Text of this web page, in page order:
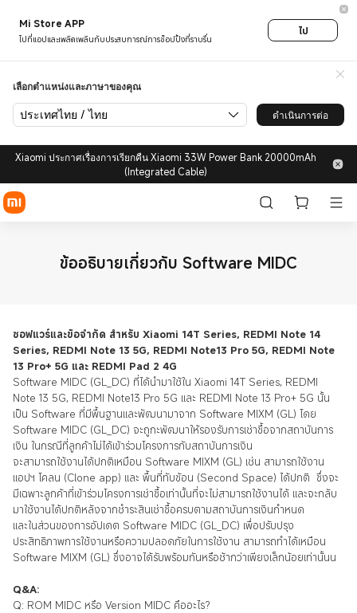
Mi Store APP
ไปที่แอปและเพลิดเพลินกับประสบการณ์การช็อปปิ้งที่ราบรื่น
ไป
เลือกตำแหน่งและภาษาของคุณ
ประเทศไทย / ไทย ดำเนินการต่อ
Xiaomi ประกาศเรื่องการเรียกคืน Xiaomi 33W Power Bank 20000mAh
(Integrated Cable)
ข้ออธิบายเกี่ยวกับ Software MIDC
ซอฟแวร์และข้อจำกัด สำหรับ Xiaomi 14T Series, REDMI Note 14
Series, REDMI Note 13 5G, REDMI Note13 Pro 5G, REDMI Note
13 Pro+ 5G และ REDMI Pad 2 4G
Software MIDC (GL_DC) ที่ได้นำมาใช้ใน Xiaomi 14T Series, REDMI
Note 13 5G, REDMI Note13 Pro 5G และ REDMI Note 13 Pro+ 5G นั้น
เป็น Software ที่มีพื้นฐานและพัฒนามาจาก Software MIXM (GL) โดย
Software MIDC (GL_DC) จะถูกะพัฒนาให้รองรับการเช่าซื้อจากสถาบันการ
เงิน ในกรณีที่ลูกค้าไม่ได้เข้าร่วมโครงการกับสถาบันการเงิน
จะสามารถใช้งานได้ปกติเหมือน Software MIXM (GL) เช่น สามารถใช้งาน
แอปฯ โคลน (Clone app) และ พื้นที่ทับซ้อน (Second Space) ได้ปกติ ซึ่งจะ
มีเฉพาะลูกค้าที่เข้าร่วมโครงการเช่าซื้อเท่านั้นที่จะไม่สามารถใช้งานได้ และจะกลับ
มาใช้งานได้ปกติหลังจากชำระสินเช่าซื้อครบตามสถาบันการเงินกำหนด
และในส่วนของการอัปเดต Software MIDC (GL_DC) เพื่อปรับปรุง
ประสิทธิภาพการใช้งานหรือความปลอดภัยในการใช้งาน สามารถทำได้เหมือน
Software MIXM (GL) ซึ่งอาจได้รับพร้อมกันหรือช้ากว่าเพียงเล็กน้อยเท่านั้นน
Q&A:
Q: ROM MIDC หรือ Version MIDC คืออะไร?